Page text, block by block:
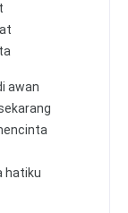
awan
hatiku